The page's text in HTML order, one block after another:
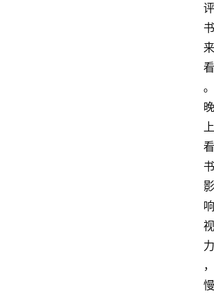
评
书
来
看
。
晚
上
看
书
影
响
视
力
，
慢